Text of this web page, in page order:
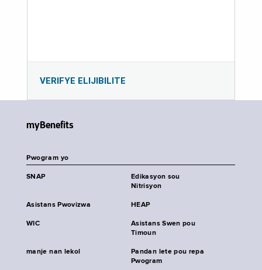
VERIFYE ELIJIBILITE
myBenefits
Pwogram yo
SNAP
Edikasyon sou
Nitrisyon
Asistans Pwovizwa HEAP
WIC
Asistans Swen pou
Timoun
manje nan lekol
Pandan lete pou repa
Pwogram